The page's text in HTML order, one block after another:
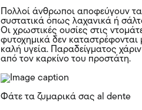
Πολλοί άνθρωποι αποφεύγουν
συστατικά όπως λαχανικά ή
Οι χρωστικές ουσίες στις
φυτοχημικά δεν
καλή υγεία. Παραδείγματος
από τον καρκίνο του προστάτη.
Φάτε τα ζυμαρικά σας al dente